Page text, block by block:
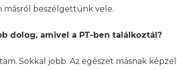
másról beszélgettünk vele.
dolog, amivel a PT-ben találkoztál?
Sokkal jobb. Az egészet másnak